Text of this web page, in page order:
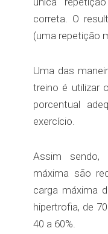
correta. O
(uma repetição
Uma das
treino é utilizar
porcentual
exercício.
Assim
máxima são
carga máxima
hipertrofia, de
40 a 60%.